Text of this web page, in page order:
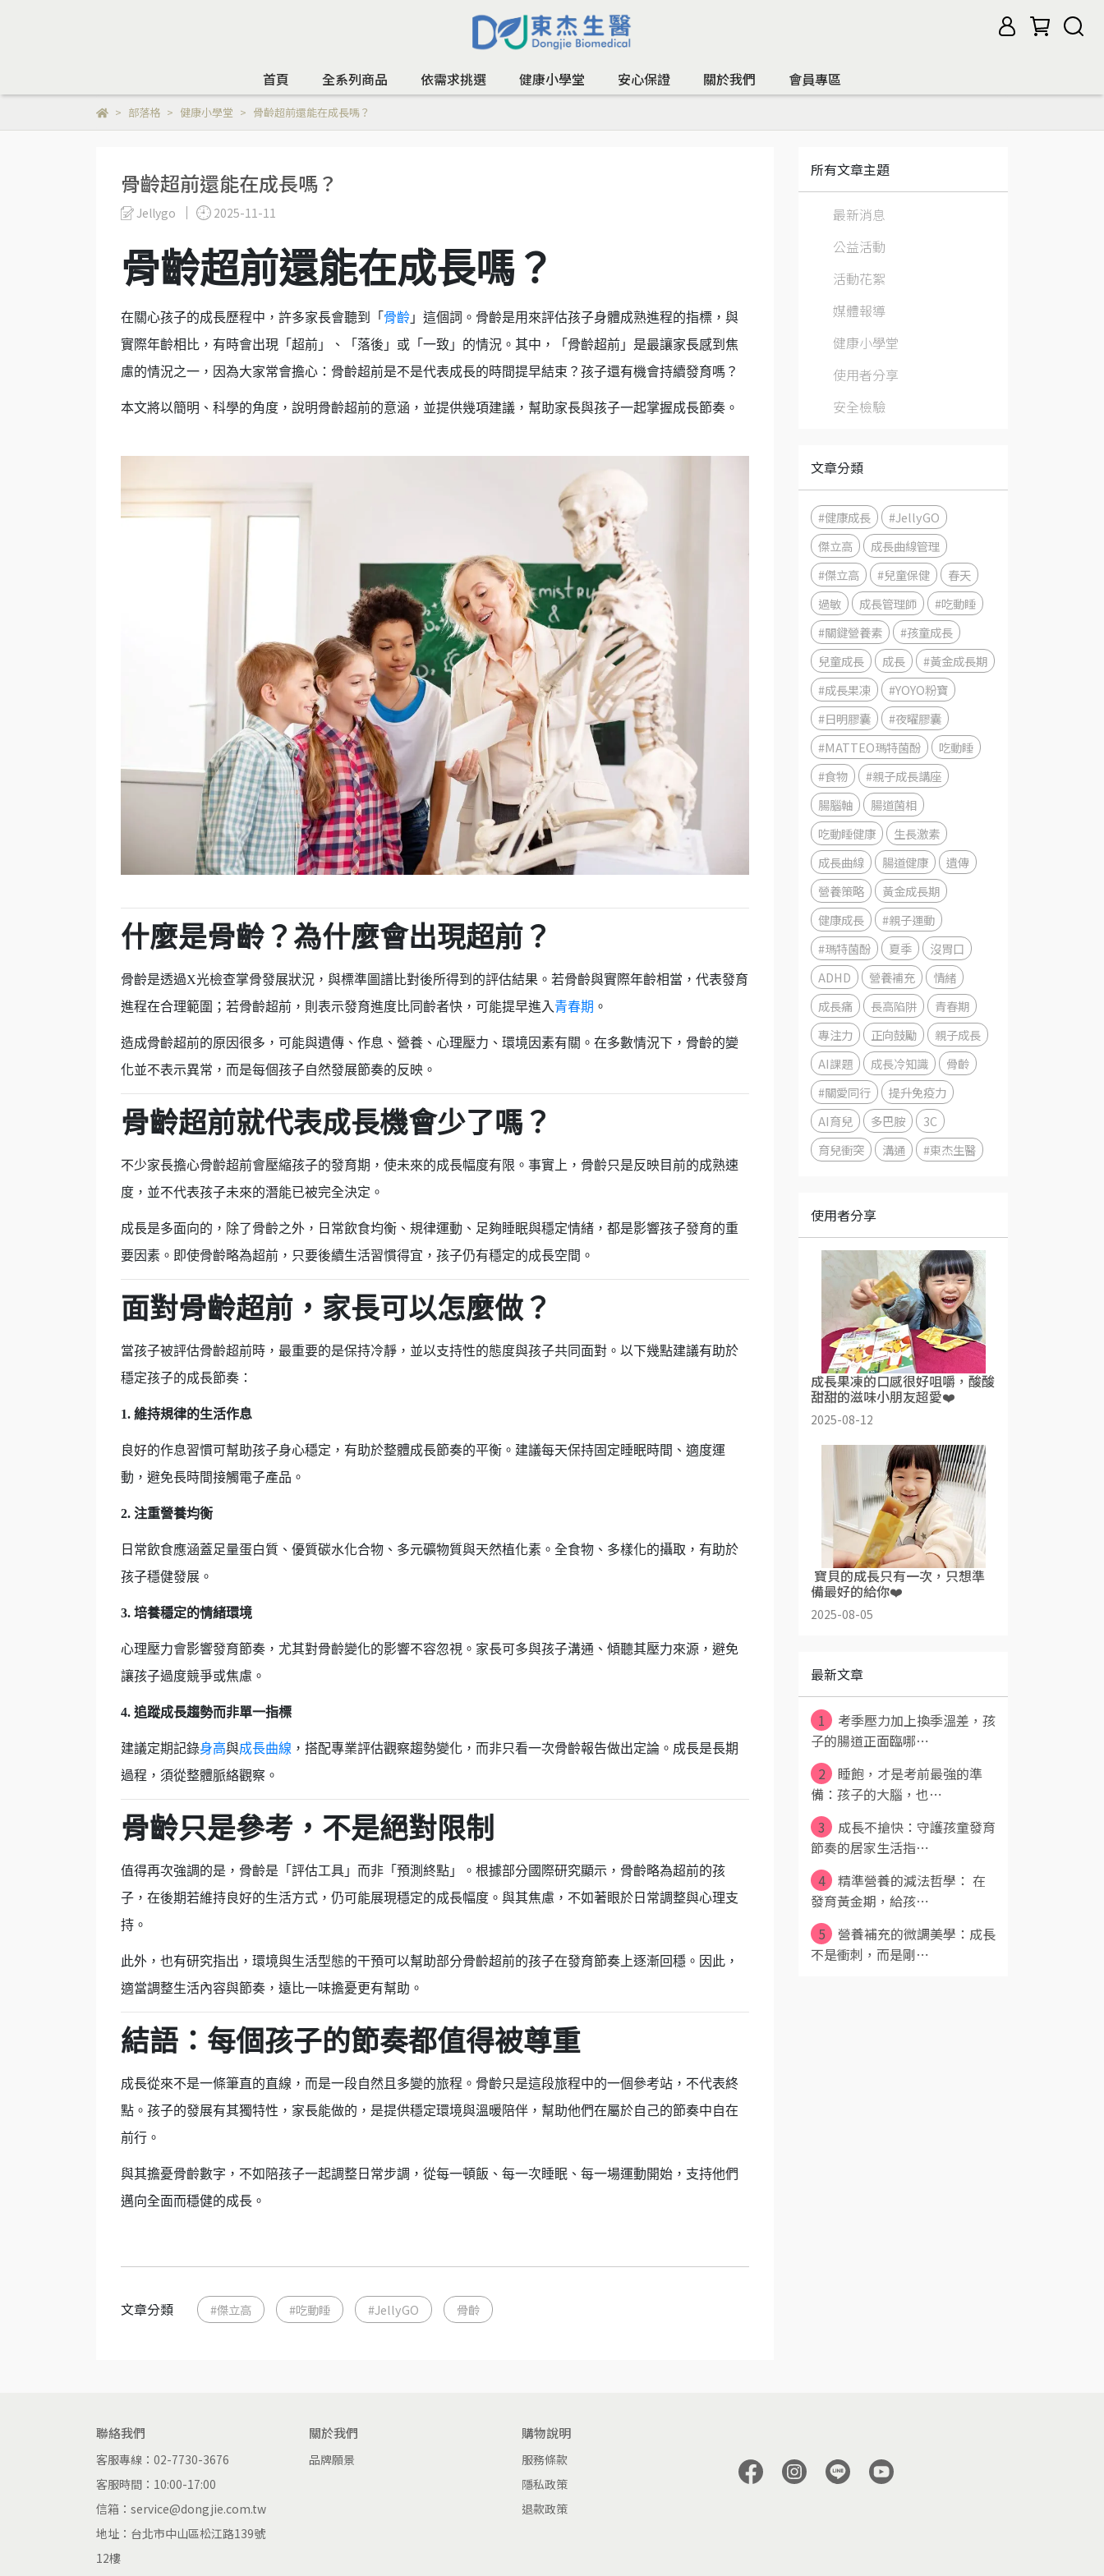
首頁 全系列商品 依需求挑選 健康小學堂 安心保證 關於我們 會員專區
部落格 健康小學堂 骨齡超前還能在成長嗎？
骨齡超前還能在成長嗎？
Jellygo 2025-11-11
骨齡超前還能在成長嗎？
在關心孩子的成長歷程中，許多家長會聽到「 骨齡 」這個詞。骨齡是用來評估孩子身體成熟進程的指標，與
實際年齡相比，有時會出現「超前」、「落後」或「一致」的情況。其中，「骨齡超前」是最讓家長感到焦
慮的情況之一，因為大家常會擔心：骨齡超前是不是代表成長的時間提早結束？孩子還有機會持續發育嗎？
本文將以簡明、科學的角度，說明骨齡超前的意涵，並提供幾項建議，幫助家長與孩子一起掌握成長節奏。
什麼是骨齡？為什麼會出現超前？
骨齡是透過X光檢查掌骨發展狀況，與標準圖譜比對後所得到的評估結果。若骨齡與實際年齡相當，代表發育
進程在合理範圍；若骨齡超前，則表示發育進度比同齡者快，可能提早進入 青春期 。
造成骨齡超前的原因很多，可能與遺傳、作息、營養、心理壓力、環境因素有關。在多數情況下，骨齡的變
化並不表示異常，而是每個孩子自然發展節奏的反映。
骨齡超前就代表成長機會少了嗎？
不少家長擔心骨齡超前會壓縮孩子的發育期，使未來的成長幅度有限。事實上，骨齡只是反映目前的成熟速
度，並不代表孩子未來的潛能已被完全決定。
成長是多面向的，除了骨齡之外，日常飲食均衡、規律運動、足夠睡眠與穩定情緒，都是影響孩子發育的重
要因素。即使骨齡略為超前，只要後續生活習慣得宜，孩子仍有穩定的成長空間。
面對骨齡超前，家長可以怎麼做？
當孩子被評估骨齡超前時，最重要的是保持冷靜，並以支持性的態度與孩子共同面對。以下幾點建議有助於
穩定孩子的成長節奏：
1. 維持規律的生活作息
良好的作息習慣可幫助孩子身心穩定，有助於整體成長節奏的平衡。建議每天保持固定睡眠時間、適度運
動，避免長時間接觸電子產品。
2. 注重營養均衡
日常飲食應涵蓋足量蛋白質、優質碳水化合物、多元礦物質與天然植化素。全食物、多樣化的攝取，有助於
孩子穩健發展。
3. 培養穩定的情緒環境
心理壓力會影響發育節奏，尤其對骨齡變化的影響不容忽視。家長可多與孩子溝通、傾聽其壓力來源，避免
讓孩子過度競爭或焦慮。
4. 追蹤成長趨勢而非單一指標
建議定期記錄身高與成長曲線 ，搭配專業評估觀察趨勢變化，而非只看一次骨齡報告做出定論。成長是長期
過程，須從整體脈絡觀察。
骨齡只是參考，不是絕對限制
值得再次強調的是，骨齡是「評估工具」而非「預測終點」。根據部分國際研究顯示，骨齡略為超前的孩
子，在後期若維持良好的生活方式，仍可能展現穩定的成長幅度。與其焦慮，不如著眼於日常調整與心理支
持。
此外，也有研究指出，環境與生活型態的干預可以幫助部分骨齡超前的孩子在發育節奏上逐漸回穩。因此，
適當調整生活內容與節奏，遠比一味擔憂更有幫助。
結語：每個孩子的節奏都值得被尊重
成長從來不是一條筆直的直線，而是一段自然且多變的旅程。骨齡只是這段旅程中的一個參考站，不代表終
點。孩子的發展有其獨特性，家長能做的，是提供穩定環境與溫暖陪伴，幫助他們在屬於自己的節奏中自在
前行。
與其擔憂骨齡數字，不如陪孩子一起調整日常步調，從每一頓飯、每一次睡眠、每一場運動開始，支持他們
邁向全面而穩健的成長。
文章分類 #傑立高 #吃動睡 #JellyGO 骨齡
所有文章主題
最新消息
公益活動
活動花絮
媒體報導
健康小學堂
使用者分享
安全檢驗
文章分類
#健康成長
#JellyGO
傑立高
成長曲線管理
#傑立高
#兒童保健
春天
過敏
成長管理師
#吃動睡
#關鍵營養素
#孩童成長
兒童成長
成長
#黃金成長期
#成長果凍
#YOYO粉寶
#日明膠囊
#夜曜膠囊
#MATTEO瑪特菌酚
吃動睡
#食物
#親子成長講座
腸腦軸
腸道菌相
吃動睡健康
生長激素
成長曲線
腸道健康
遺傳
營養策略
黃金成長期
健康成長
#親子運動
#瑪特菌酚
夏季
沒胃口
ADHD
營養補充
情緒
成長痛
長高陷阱
青春期
專注力
正向鼓勵
親子成長
AI課題
成長冷知識
骨齡
#關愛同行
提升免疫力
AI育兒
多巴胺
3C
育兒衝突
溝通 #東杰生醫
使用者分享
成長果凍的口感很好咀嚼，酸酸
甜甜的滋味小朋友超愛❤️
2025-08-12
​ 寶貝的成長只有一次，只想準
備最好的給你❤️
2025-08-05
最新文章
1
考季壓力加上換季溫差，孩
子的腸道正面臨哪⋯
2
睡飽，才是考前最強的準
備：孩子的大腦，也⋯
3
成長不搶快：守護孩童發育
節奏的居家生活指⋯
4
精準營養的減法哲學： 在
發育黃金期，給孩⋯
5
營養補充的微調美學：成長
不是衝刺，而是剛⋯
聯絡我們
客服專線：02-7730-3676
客服時間：10:00-17:00
信箱：service@dongjie.com.tw
地址：台北市中山區松江路139號
12樓
關於我們
品牌願景
購物說明
服務條款
隱私政策
退款政策